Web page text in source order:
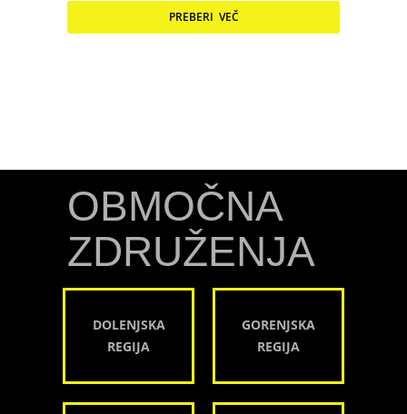
PREBERI VEČ
OBMOČNA
ZDRUŽENJA
DOLENJSKA
REGIJA
GORENJSKA
REGIJA